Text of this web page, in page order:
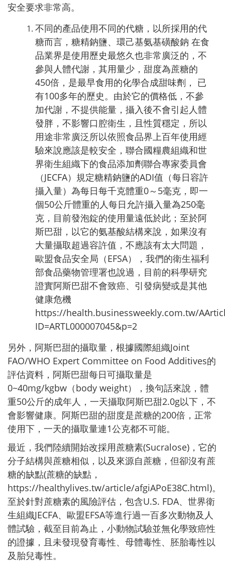
安全要求非常高。
不同的產品使用不同的代糖，以所採用的代
糖而言，糖精鈉鹽、環己基氨基磺酸鈉 在食
品業界是使用歷史最悠久也非常廣泛的，不
參與人體代謝，其用量少，甜度為蔗糖的
450倍，是最早食用的化學合成甜味劑， 已
有100多年的歷史。由於它的價格低，不參
加代謝，不提供能量，攝入後不會引起人體
發胖，不影響口腔衛生，且性質穩定，所以
用途非常廣泛所以依照食品界上百年使用經
驗來說應該是較安全，聯合國糧農組織和世
界衛生組織下的食品添加劑聯合專家委員會
（JECFA）規定糖精鈉鹽的ADI值（每日容許
攝入量）為每日每千克體重0～5毫克，即一
個50公斤體重的人每日允許攝入量為250毫
克，目前發泡錠的使用量遠低於此；至於阿
斯巴甜，以它的氨基酸結構來說，如果沒有
大量攝取超過容許值，不應該有太大問題，
歐盟食品安全局（EFSA），我們的衛生福利
部食品藥物管理署也說過，目前的科學研究
證實阿斯巴甜不會致癌、引發病變或是其他
健康危機
https://health.businessweekly.com.tw/
ID=ARTL000007045&p=2
另外，阿斯巴甜的攝取量，根據國際組織Joint
FAO/WHO Expert Committee on Food Additives的
評估資料，阿斯巴甜每日可攝取量是
0~40mg/kgbw（body weight），換句話來說，體
重50公斤的成年人，一天攝取阿斯巴甜2.0g以下，不
會影響健康。阿斯巴甜的甜度是蔗糖的200倍，正常
使用下，一天的攝取量連1公克都不可能。
最近，我們陸續開始改採用蔗糖素(Sucralose)，它的
分子結構與蔗糖相似，以及來源自蔗糖，但卻沒有蔗
糖的缺點(蔗糖的缺點，
https://healthylives.tw/article/afgiAPoE38C.html)。
至於針對蔗糖素的風險評估，包含U.S. FDA、世界衛
生組織JECFA、歐盟EFSA等進行過一百多次動物及人
體試驗，截至目前為止，小動物試驗並無化學致癌性
的證據，且未發現發育毒性、母體毒性、胚胎毒性以
及胎兒毒性。